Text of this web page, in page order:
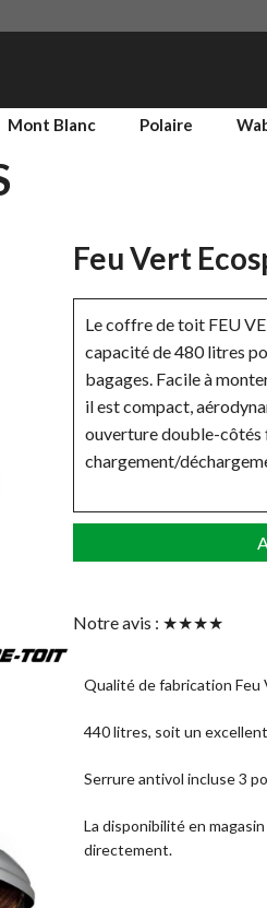
Mont Blanc Polaire
Feu Vert
Le coffre de toit FEU
capacité de 480 litres
bagages. Facile à
il est compact,
ouverture double-
chargement/
Notre avis : ★★★★
Qualité de fabrication Feu
440 litres, soit un
Serrure antivol incluse 3
La disponibilité en
directement.